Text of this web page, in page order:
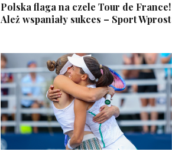
Polska flaga na czele Tour de France!
Ależ wspaniały sukces – Sport Wprost